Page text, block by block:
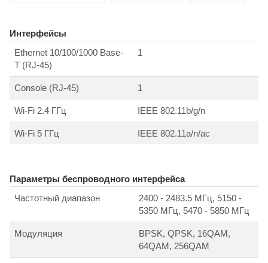
Интерфейсы
Ethernet 10/100/1000 Base-
T (RJ-45)
1
Console (RJ-45) 1
Wi-Fi 2.4 ГГц IEEE 802.11b/g/n
Wi-Fi 5 ГГц IEEE 802.11a/n/ac
Параметры беспроводного интерфейса
Частотный диапазон
2400 - 2483.5 МГц, 5150 -
5350 МГц, 5470 - 5850 МГц
Модуляция
BPSK, QPSK, 16QAM,
64QAM, 256QAM